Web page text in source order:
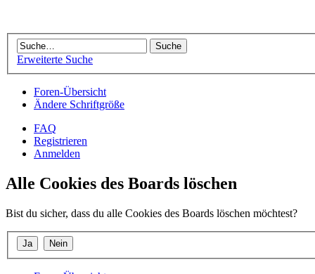
Erweiterte Suche
Foren-Übersicht
Ändere Schriftgröße
FAQ
Registrieren
Anmelden
Alle Cookies des Boards löschen
Bist du sicher, dass du alle Cookies des Boards löschen möchtest?